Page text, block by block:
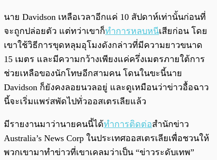
นาย Davidson เหลือเวลาอีกแค่ 10 สัปดาห์เท่านั้นก่อนที่
จะถูกปล่อยตัว แต่ทว่าเขาก็ทำการหลบหนีเสียก่อน โดย
เขาใช้วิธีการขุดหลุมอุโมงดังกล่าวที่มีความยาวขนาด
15 เมตร และมีความกว้างเพียงแค่ครึ่งเมตรภายใต้การ
ช่วยเหลือของนักโทษอีกสามคน โดนในขะนี้นาย
Davidson ก็ยังคงลอยนวลอยู่ และดูเหมือนว่าข่าวอื้อฉาว
นี้จะเริ่มแพร่สพัดไปทั่วออสเตรเลียแล้ว
มีรายงานมาว่านายคนนี้ได้ทำการติดต่อสำนักข่าว
Australia’s News Corp ในประเทศออสเตรเลียเพื่อชวนให้
พวกเขามาทำข่าวที่เขาเคลมว่าเป็น “ข่าวระดับเทพ”